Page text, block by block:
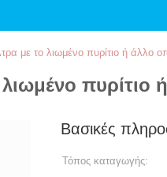
με το λιωμένο πυρίτιο ή άλλο
πυρίτιο
Βασικές
Τόπος καταγωγής: